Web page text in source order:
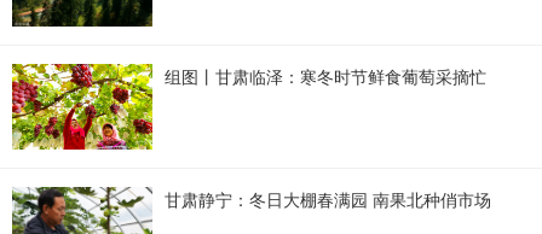
组图丨甘肃临泽：寒冬时节鲜食葡萄采摘忙
甘肃静宁：冬日大棚春满园 南果北种俏市场